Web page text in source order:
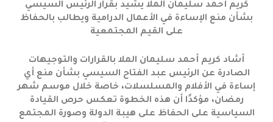
كريم أحمد سليمان الملا يشيد بقرار الرئيس السيسي
بشأن منع الإساءة في الأعمال الدرامية ويطالب بالحفاظ
على القيم المجتمعية
أشاد كريم أحمد سليمان الملا بالقرارات والتوجيهات
الصادرة عن الرئيس عبد الفتاح السيسي بشأن منع أي
إساءة في الأفلام والمسلسلات، خاصة خلال موسم شهر
رمضان، مؤكدًا أن هذه الخطوة تعكس حرص القيادة
السياسية على الحفاظ على هيبة الدولة وصورة المجتمع